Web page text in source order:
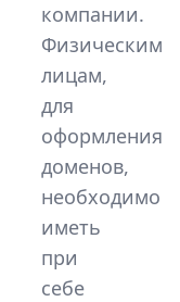
компании.
Физическим
лицам,
для
оформления
доменов,
необходимо
иметь
при
себе